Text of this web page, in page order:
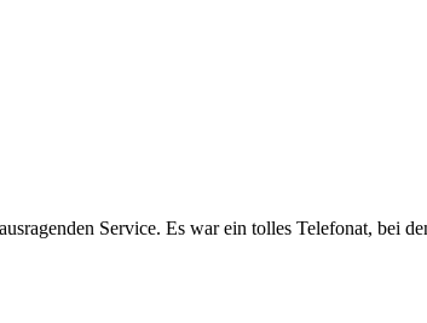
Service. Es war ein tolles Telefonat, bei